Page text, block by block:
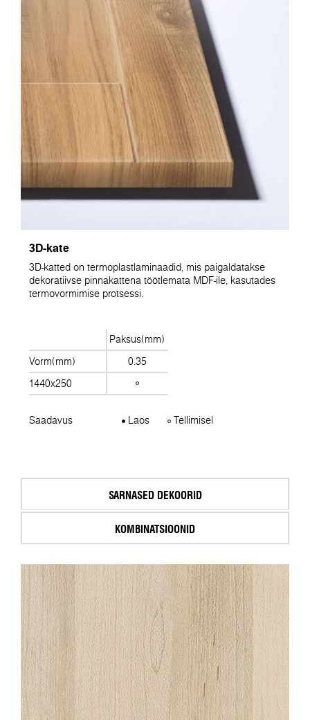
3D-kate
3D-katted on termoplastlaminaadid, mis paigaldatakse
dekoratiivse pinnakattena töötlemata MDF-ile, kasutades
termovormimise protsessi.
Paksus(mm)
Vorm(mm)
0.35
1440x250
Saadavus Laos Tellimisel
SARNASED DEKOORID
KOMBINATSIOONID